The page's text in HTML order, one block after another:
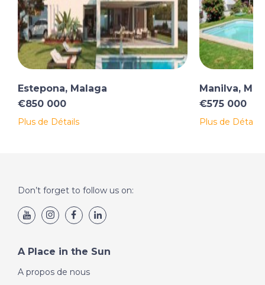
Estepona, Malaga
€850 000
Plus de Détails
Manilva,
€575 000
Plus de Détails
Don’t forget to follow us on:
A Place in the Sun
A propos de nous